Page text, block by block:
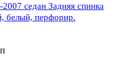
седан Задняя спинка
белый, перфорир.